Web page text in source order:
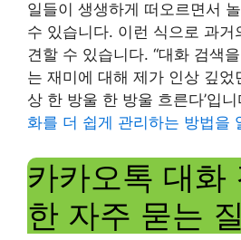
일들이 생생하게 떠오르면서
수 있습니다. 이런 식으로 과
견할 수 있습니다. “대화 검색
는 재미에 대해 제가 인상 깊었
상 한 방울 한 방울 흐른다’입니
화를 더 쉽게 관리하는 방법을
카카오톡 대화
한 자주 묻는